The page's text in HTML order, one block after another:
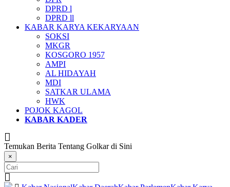
DPRD l
DPRD ll
KABAR KARYA KEKARYAAN
SOKSI
MKGR
KOSGORO 1957
AMPI
AL HIDAYAH
MDI
SATKAR ULAMA
HWK
POJOK KAGOL
KABAR KADER
Temukan Berita Tentang Golkar di Sini
×